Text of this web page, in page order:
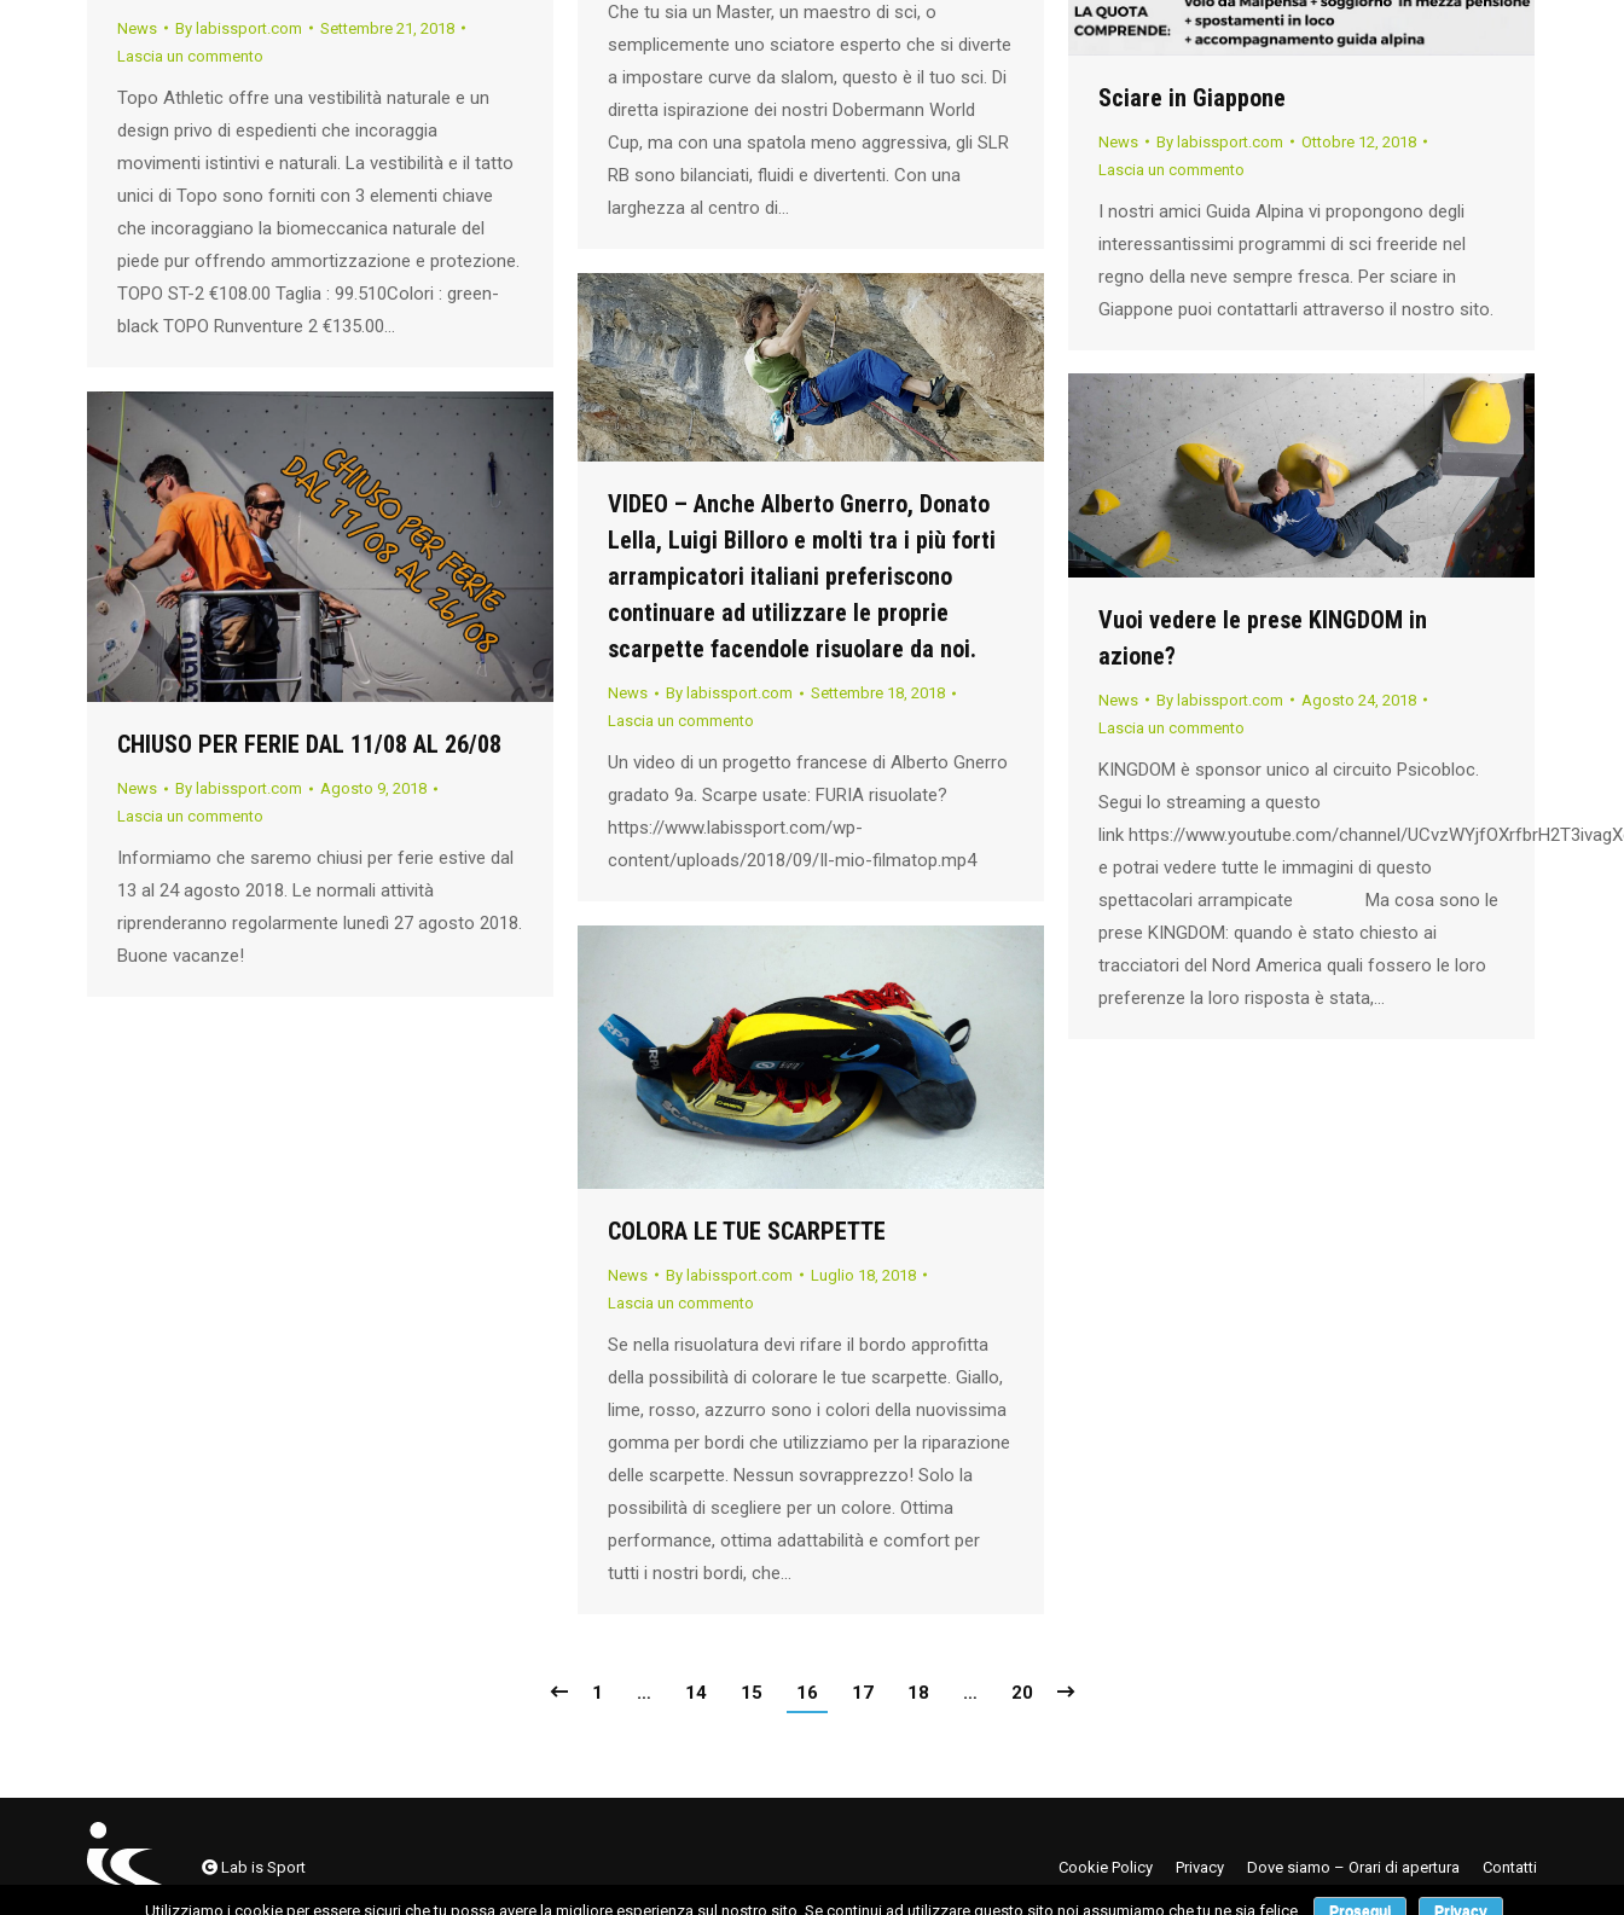
Che tu sia un Master, un maestro di sci, o
semplicemente uno sciatore esperto che si diverte
a impostare curve da slalom, questo è il tuo sci. Di
diretta ispirazione dei nostri Dobermann World
Cup, ma con una spatola meno aggressiva, gli SLR
RB sono bilanciati, fluidi e divertenti. Con una
larghezza al centro di…
Sciare in Giappone
News By labissport.com
Ottobre 12, 2018
Lascia un commento
I nostri amici Guida Alpina vi propongono degli
interessantissimi programmi di sci freeride nel
regno della neve sempre fresca. Per sciare in
Giappone puoi contattarli attraverso il nostro sito.
News By labissport.com
Settembre 21, 2018
Lascia un commento
Topo Athletic offre una vestibilità naturale e un
design privo di espedienti che incoraggia
movimenti istintivi e naturali. La vestibilità e il tatto
unici di Topo sono forniti con 3 elementi chiave
che incoraggiano la biomeccanica naturale del
piede pur offrendo ammortizzazione e protezione.
TOPO ST-2 €108.00 Taglia : 99.510Colori : green-
black TOPO Runventure 2 €135.00…
VIDEO – Anche Alberto Gnerro, Donato
Lella, Luigi Billoro e molti tra i più forti
arrampicatori italiani preferiscono
continuare ad utilizzare le proprie
scarpette facendole risuolare da noi.
News By labissport.com
Settembre 18, 2018
Lascia un commento
Un video di un progetto francese di Alberto Gnerro
gradato 9a. Scarpe usate: FURIA risuolate?
https://www.labissport.com/wp-
content/uploads/2018/09/Il-mio-filmatop.mp4
Vuoi vedere le prese KINGDOM in
azione?
News By labissport.com
Agosto 24, 2018
Lascia un commento
KINGDOM è sponsor unico al circuito Psicobloc.
Segui lo streaming a questo
link https://www.youtube.com/channel/
e potrai vedere tutte le immagini di questo
spettacolari arrampicate Ma cosa sono le
prese KINGDOM: quando è stato chiesto ai
tracciatori del Nord America quali fossero le loro
preferenze la loro risposta è stata,…
CHIUSO PER FERIE DAL 11/08 AL 26/08
News By labissport.com
Agosto 9, 2018
Lascia un commento
Informiamo che saremo chiusi per ferie estive dal
13 al 24 agosto 2018. Le normali attività
riprenderanno regolarmente lunedì 27 agosto 2018.
Buone vacanze!
COLORA LE TUE SCARPETTE
News By labissport.com
Luglio 18, 2018
Lascia un commento
Se nella risuolatura devi rifare il bordo approfitta
della possibilità di colorare le tue scarpette. Giallo,
lime, rosso, azzurro sono i colori della nuovissima
gomma per bordi che utilizziamo per la riparazione
delle scarpette. Nessun sovrapprezzo! Solo la
possibilità di scegliere per un colore. Ottima
performance, ottima adattabilità e comfort per
tutti i nostri bordi, che…
1 … 14 15 16 17 18 … 20
Lab is Sport Cookie Policy Privacy Dove siamo – Orari di apertura Contatti
Utilizziamo i cookie per essere sicuri che tu possa avere la migliore esperienza sul nostro sito. Se continui ad utilizzare questo sito noi assumiamo che tu ne sia felice. Prosegui Privacy